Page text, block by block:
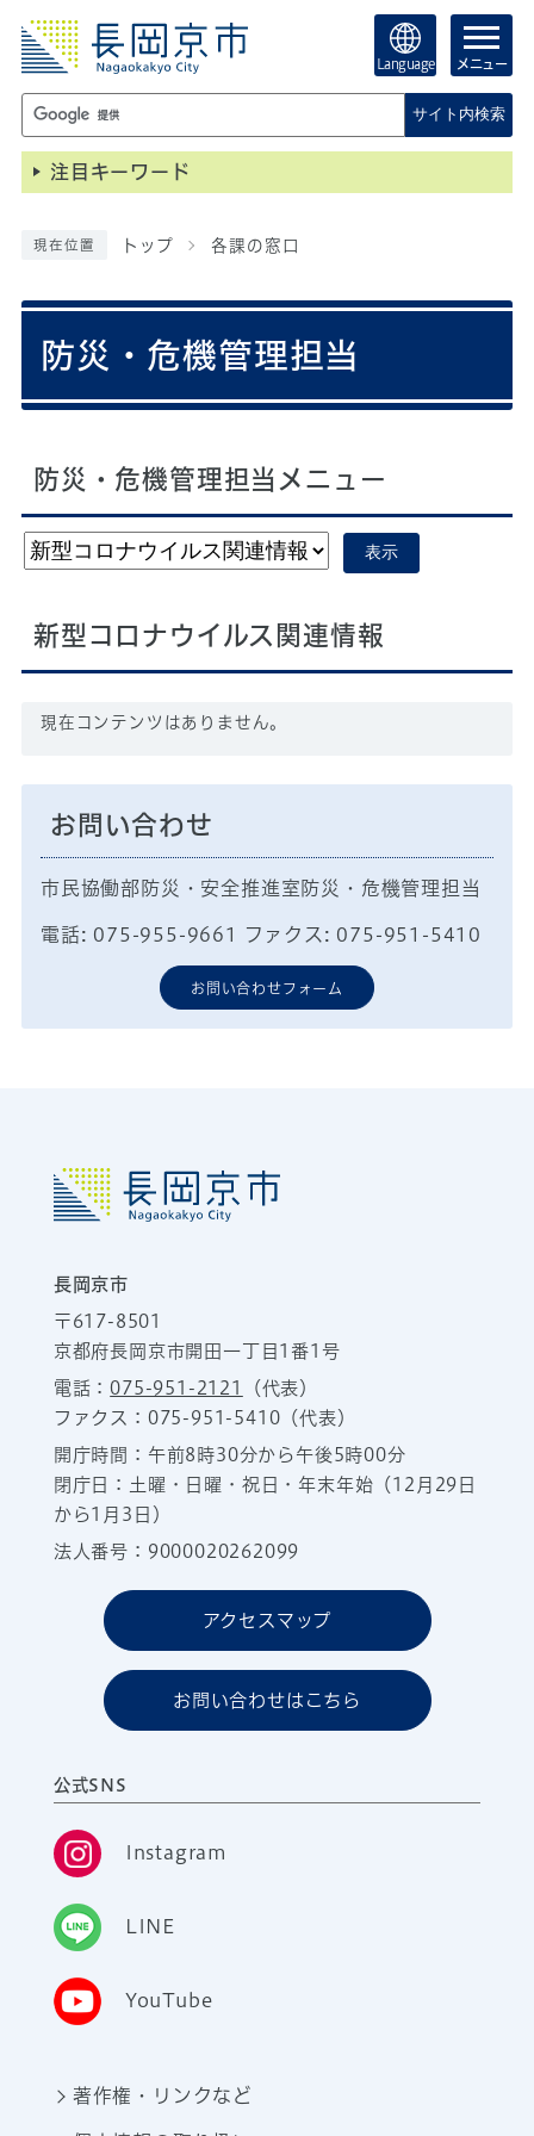
Language メニュー
サイト内検索
注目キーワード
現在位置 トップ 各課の窓口
防災・危機管理担当
防災・危機管理担当メニュー
表示
新型コロナウイルス関連情報
現在コンテンツはありません。
お問い合わせ
市民協働部防災・安全推進室防災・危機管理担当
電話: 075-955-9661 ファクス: 075-951-5410
お問い合わせフォーム
長岡京市
〒617-8501
京都府長岡京市開田一丁目1番1号
電話：075-951-2121
（代表）
ファクス：075-951-5410（代表）
開庁時間：午前8時30分から午後5時00分
閉庁日：土曜・日曜・祝日・年末年始（12月29日
から1月3日）
法人番号：9000020262099
アクセスマップ
お問い合わせはこちら
公式SNS
Instagram
LINE
YouTube
著作権・リンクなど